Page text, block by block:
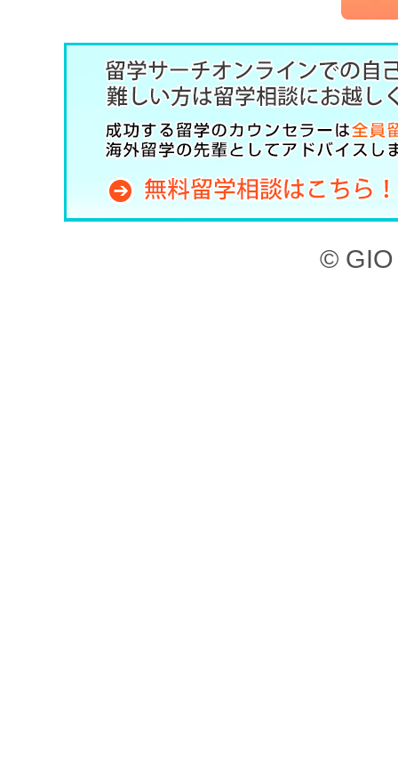
記のとおり、留学サーチ
約」といいます。）を定
した上で、本サービスを
第1章 （目的）
本サイト、ならびに本サ
ービスを利用することが
© GIO